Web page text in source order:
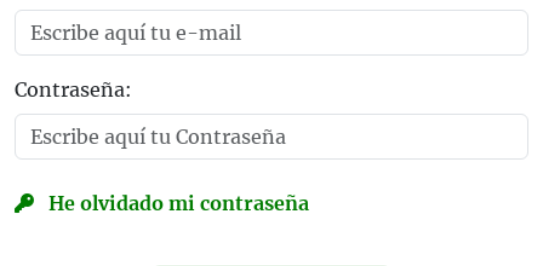
Contraseña:
He olvidado mi contraseña